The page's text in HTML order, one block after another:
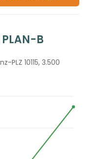
B
10115, 3.500